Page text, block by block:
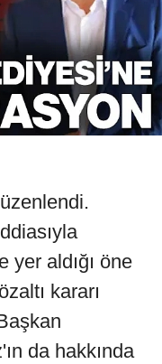
yer aldığı öne
kararı
da hakkında